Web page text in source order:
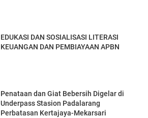
EDUKASI DAN SOSIALISASI LITERASI
KEUANGAN DAN PEMBIAYAAN APBN
Penataan dan Giat Bebersih Digelar di
Underpass Stasion Padalarang
Perbatasan Kertajaya-Mekarsari